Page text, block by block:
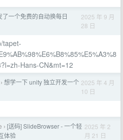
了一个免费的自动换每日
2025 年 9 月
28 日
tapet-
Hans-CN&mt=12
› 想学一下 unity 独立开发一个 2025 年 4 月
10 日
› [送码] SlideBrowser - 一个轻
体验
2025 年 2
月 21 日